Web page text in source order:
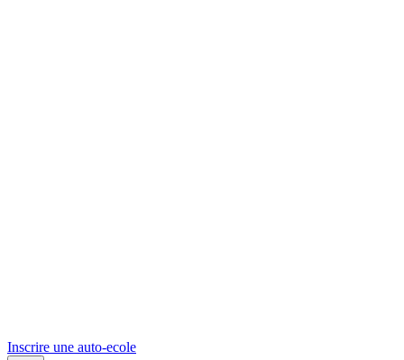
Inscrire une auto-ecole